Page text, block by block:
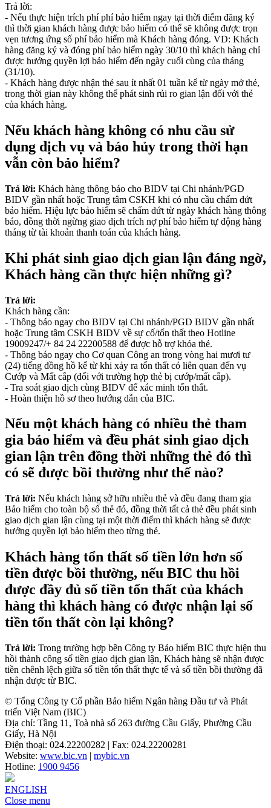
Trả lời:
- Nếu thực hiện trích phí phí bảo hiểm ngay tại thời điểm đăng ký
thì thời gian khách hàng được bảo hiểm có thể sẽ không được trọn
vẹn tương ứng số phí bảo hiểm mà Khách hàng đóng. VD: Khách
hàng đăng ký và đóng phí bảo hiểm ngày 30/10 thì khách hàng chỉ
được hưởng quyền lợi bảo hiểm đến ngày cuối cùng của tháng
(31/10).
- Khách hàng được nhận thẻ sau ít nhất 01 tuần kể từ ngày mở thẻ,
trong thời gian này không thể phát sinh rủi ro gian lận đối với thẻ
của khách hàng.
Nếu khách hàng không có nhu cầu sử
dụng dịch vụ và báo hủy trong thời hạn
vẫn còn bảo hiểm?
Trả lời: Khách hàng thông báo cho BIDV tại Chi nhánh/PGD
BIDV gần nhất hoặc Trung tâm CSKH khi có nhu cầu chấm dứt
bảo hiểm. Hiệu lực bảo hiểm sẽ chấm dứt từ ngày khách hàng thông
báo, đồng thời ngừng giao dịch trích nợ phí bảo hiểm tự động hàng
tháng từ tài khoản thanh toán của khách hàng.
Khi phát sinh giao dịch gian lận đáng ngờ,
Khách hàng cần thực hiện những gì?
Trả lời:
Khách hàng cần:
- Thông báo ngay cho BIDV tại Chi nhánh/PGD BIDV gần nhất
hoặc Trung tâm CSKH BIDV về sự cố/tổn thất theo Hotline
19009247/+ 84 24 22200588 để được hỗ trợ khóa thẻ.
- Thông báo ngay cho Cơ quan Công an trong vòng hai mươi tư
(24) tiếng đồng hồ kể từ khi xảy ra tổn thất có liên quan đến vụ
Cướp và Mất cắp (đối với trường hợp thẻ bị cướp/mất cắp).
- Tra soát giao dịch cùng BIDV để xác minh tổn thất.
- Hoàn thiện hồ sơ theo hướng dẫn của BIC.
Nếu một khách hàng có nhiều thẻ tham
gia bảo hiểm và đều phát sinh giao dịch
gian lận trên đồng thời những thẻ đó thì
có sẽ được bồi thường như thế nào?
Trả lời: Nếu khách hàng sở hữu nhiều thẻ và đều đang tham gia
Bảo hiểm cho toàn bộ số thẻ đó, đồng thời tất cả thẻ đều phát sinh
giao dịch gian lận cùng tại một thời điểm thì khách hàng sẽ được
hưởng quyền lợi bảo hiểm theo từng thẻ.
Khách hàng tổn thất số tiền lớn hơn số
tiền được bồi thường, nếu BIC thu hồi
được đầy đủ số tiền tổn thất của khách
hàng thì khách hàng có được nhận lại số
tiền tổn thất còn lại không?
Trả lời: Trong trường hợp bên Công ty Bảo hiểm BIC thực hiện thu
hồi thành công số tiền giao dịch gian lận, Khách hàng sẽ nhận được
tiền chênh lệch giữa số tiền tổn thất thực tế và số tiền bồi thường đã
nhận được từ BIC.
© Tổng Công ty Cổ phần Bảo hiểm Ngân hàng Đầu tư và Phát
triển Việt Nam (BIC)
Địa chỉ: Tầng 11, Toà nhà số 263 đường Cầu Giấy, Phường Cầu
Giấy, Hà Nội
Điện thoại: 024.22200282 | Fax: 024.22200281
Website: www.bic.vn | mybic.vn
Hotline: 1900 9456
ENGLISH
Close menu